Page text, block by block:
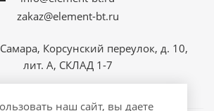
наш сайт, вы даете
zakaz@element-bt.ru
Корсунский переулок, д. 10,
лит. А, СКЛАД 1-7